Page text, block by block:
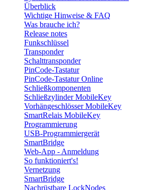
Überblick
Wichtige Hinweise & FAQ
Was brauche ich?
Release notes
Funkschlüssel
Transponder
Schalttransponder
PinCode-Tastatur
PinCode-Tastatur Online
Schließkomponenten
Schließzylinder MobileKey
Vorhängeschlösser MobileKey
SmartRelais MobileKey
Programmierung
USB-Programmiergerät
SmartBridge
Web-App - Anmeldung
So funktioniert's!
Vernetzung
SmartBridge
Nachrüstbare LockNodes